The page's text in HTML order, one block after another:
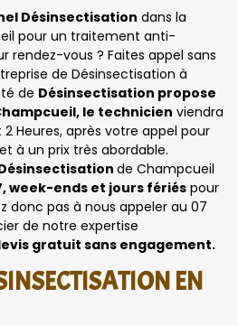
Désinsectisation dans la
pour un traitement anti-
rendez-vous ? Faites appel sans
de Désinsectisation à
de Désinsectisation propose
le technicien viendra
Heures, après votre appel pour
à un prix très abordable.
de Champcueil
week-ends et jours fériés pour
donc pas à nous appeler au 07
de notre expertise
gratuit sans engagement.
EN